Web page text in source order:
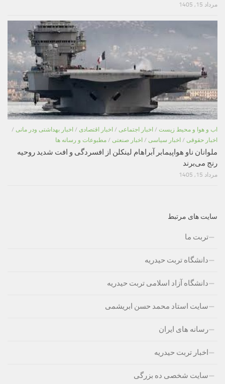
مرداد 15, 1405
اب و هوا و محیط زیست / اخبار اجتماعی / اخبار اقتصادی / اخبار بهداشتی ودر مانی /
اخبار حقوقی / اخبار سیاسی / اخبار صنعتی / مطبوعات و رسانه ها
ملوانان ناو هواپیمابر آبراهام لینکلن از افسردگی و افت شدید روحیه
رنج می‌برند
مرداد 15, 1405
سایت های مرتبط
تربت ما
دانشگاه تربت حیدریه
دانشگاه آزاد اسلامی تربت حیدریه
سایت استاد محمد حسن ابریشمی
رسانه های ایران
اخبار تربت حیدریه
سایت شخصی ده بزرگی